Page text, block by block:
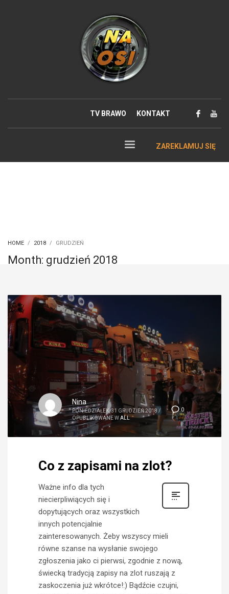
TV BRAWO KONTAKT
ZAREKLAMUJ SIĘ
HOME 2018 GRUDZIEŃ
Month: grudzień 2018
0
Nina
PONIEDZIAŁEK, 31 GRUDZIEŃ 2018 /
OPUBLIKOWANE WALL
Co z zapisami na zlot?
Ważne info dla tych
niecierpliwiących się i
dopytujących oraz wszystkich
innych potencjalnie
zainteresowanych. Żeby wszyscy mieli
równe szanse na wysłanie swojego
zgłoszenia jako ci pierwsi, zgodnie z nową,
świecką tradycją zapisy na zlot ruszają z
zaskoczenia już wkrótce!:) Bądźcie czujni,